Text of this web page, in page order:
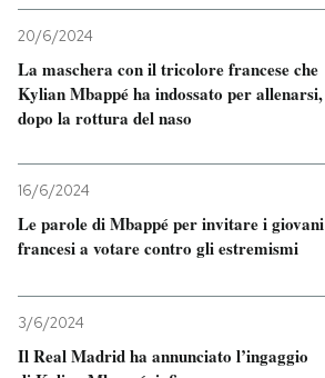
20/6/2024
La maschera con il tricolore francese che
Kylian Mbappé ha indossato per allenarsi,
dopo la rottura del naso
16/6/2024
Le parole di Mbappé per invitare i giovani
francesi a votare contro gli estremismi
3/6/2024
Il Real Madrid ha annunciato l’ingaggio